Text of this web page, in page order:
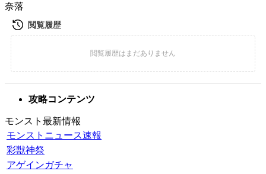
奈落
攻略コンテンツ
モンスト最新情報
モンストニュース速報
彩獣神祭
アゲインガチャ